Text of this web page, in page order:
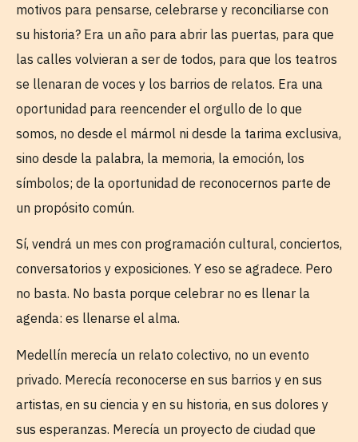
motivos para pensarse, celebrarse y reconciliarse con
su historia? Era un año para abrir las puertas, para que
las calles volvieran a ser de todos, para que los teatros
se llenaran de voces y los barrios de relatos. Era una
oportunidad para reencender el orgullo de lo que
somos, no desde el mármol ni desde la tarima exclusiva,
sino desde la palabra, la memoria, la emoción, los
símbolos; de la oportunidad de reconocernos parte de
un propósito común.
Sí, vendrá un mes con programación cultural, conciertos,
conversatorios y exposiciones. Y eso se agradece. Pero
no basta. No basta porque celebrar no es llenar la
agenda: es llenarse el alma.
Medellín merecía un relato colectivo, no un evento
privado. Merecía reconocerse en sus barrios y en sus
artistas, en su ciencia y en su historia, en sus dolores y
sus esperanzas. Merecía un proyecto de ciudad que